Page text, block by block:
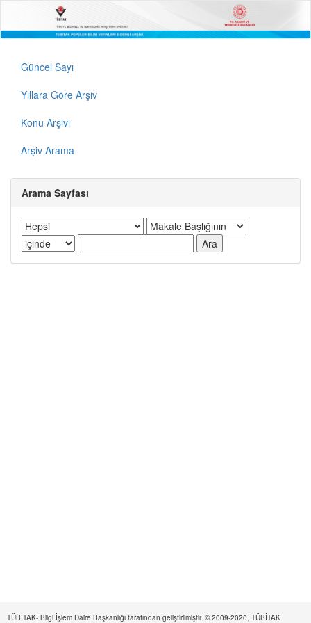
Güncel Sayı
Yıllara Göre Arşiv
Konu Arşivi
Arşiv Arama
Arama Sayfası
TÜBİTAK- Bilgi İşlem Daire Başkanlığı tarafından geliştirilmiştir. © 2009-2020, TÜBİTAK